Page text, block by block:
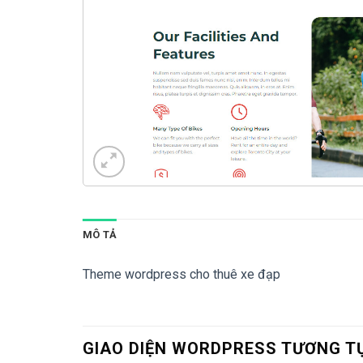
MÔ TẢ
Theme wordpress cho thuê xe đạp
GIAO DIỆN WORDPRESS TƯƠNG